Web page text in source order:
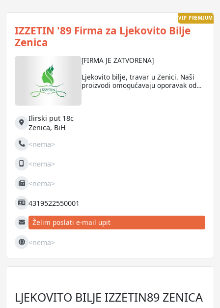
VIP PREMIUM
IZZETIN '89 Firma za Ljekovito Bilje
Zenica
[FIRMA JE ZATVORENA]
Ljekovito bilje, travar u Zenici. Naši
proizvodi omogućavaju oporavak od
Šećerne bolesti, Kamen u žuči i
Adresa
Ilirski put 18c
Zenica, BiH
Telefon<nema>
Mobilni<nema>
Fax <nema>
JIB 4319522550001
E-mailŽelim poslati e-mail upit
Web <nema>
LJEKOVITO BILJE IZZETIN89 ZENICA